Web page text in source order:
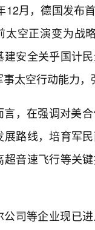
12月，德国发布
太空正演变为战
建安全关乎国计
事太空行动能力
言，在强调对美
展路线，培育军
超音速飞行等关
公司等企业现已